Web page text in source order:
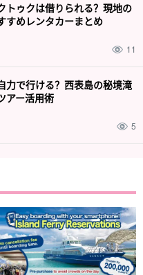
トゥクは借りられる？現地の
すめレンタカーまとめ
11
力で行ける？西表島の秘境滝
アー活用術
5